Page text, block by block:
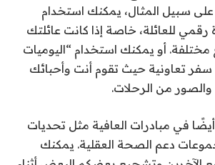
على سبيل المثال، يمكنك استخدام
رقمي للعائلة، خاصة إذا كانت عائلتك
أو يمكنك استخدام “اليوميات
تعاونية حيث تقوم أنت وأحبائك
من الرحلات.
في مبادرات العافية مثل تحديات
دعم الصحة العقلية. يمكنك